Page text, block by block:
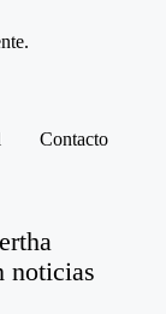
Contacto
noticias